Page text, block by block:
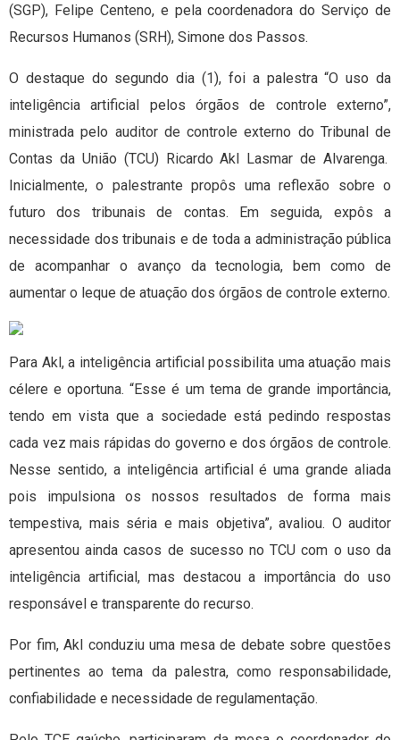
(SGP), Felipe Centeno, e pela coordenadora do Serviço de
Recursos Humanos (SRH), Simone dos Passos.
O destaque do segundo dia (1), foi a palestra “O uso da
inteligência artificial pelos órgãos de controle externo”,
ministrada pelo auditor de controle externo do Tribunal de
Contas da União (TCU) Ricardo Akl Lasmar de Alvarenga.
Inicialmente, o palestrante propôs uma reflexão sobre o
futuro dos tribunais de contas. Em seguida, expôs a
necessidade dos tribunais e de toda a administração pública
de acompanhar o avanço da tecnologia, bem como de
aumentar o leque de atuação dos órgãos de controle externo.
Para Akl, a inteligência artificial possibilita uma atuação mais
célere e oportuna. “Esse é um tema de grande importância,
tendo em vista que a sociedade está pedindo respostas
cada vez mais rápidas do governo e dos órgãos de controle.
Nesse sentido, a inteligência artificial é uma grande aliada
pois impulsiona os nossos resultados de forma mais
tempestiva, mais séria e mais objetiva”, avaliou. O auditor
apresentou ainda casos de sucesso no TCU com o uso da
inteligência artificial, mas destacou a importância do uso
responsável e transparente do recurso.
Por fim, Akl conduziu uma mesa de debate sobre questões
pertinentes ao tema da palestra, como responsabilidade,
confiabilidade e necessidade de regulamentação.